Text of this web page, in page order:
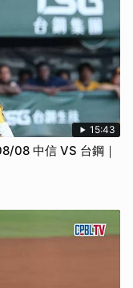
15:43
08 中信 VS 台鋼｜